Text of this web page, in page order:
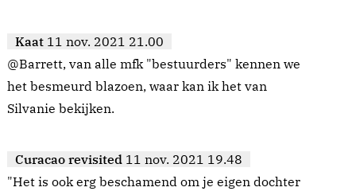
Kaat 11 nov. 2021 21.00
@Barrett, van alle mfk "bestuurders" kennen we
het besmeurd blazoen, waar kan ik het van
Silvanie bekijken.
Curacao revisited 11 nov. 2021 19.48
"Het is ook erg beschamend om je eigen dochter